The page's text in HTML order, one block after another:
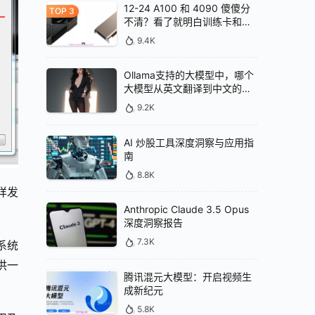
发
统
一
12-24 A100 和 4090 傻傻分
不清？看了就明白训练卡和推
理卡的区别
9.4K
Ollama支持的大模型中，哪个
大模型从英文翻译到中文的效
果最好
9.2K
AI 炒股工具深度洞察与应用指
南
8.8K
Anthropic Claude 3.5 Opus
深度洞察报告
7.3K
腾讯混元大模型：开启视频生
成新纪元
5.8K